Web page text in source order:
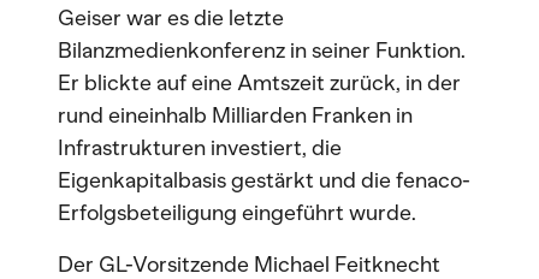
Geiser war es die letzte
Bilanzmedienkonferenz in seiner Funktion.
Er blickte auf eine Amtszeit zurück, in der
rund eineinhalb Milliarden Franken in
Infrastrukturen investiert, die
Eigenkapitalbasis gestärkt und die fenaco-
Erfolgsbeteiligung eingeführt wurde.
Der GL-Vorsitzende Michael Feitknecht